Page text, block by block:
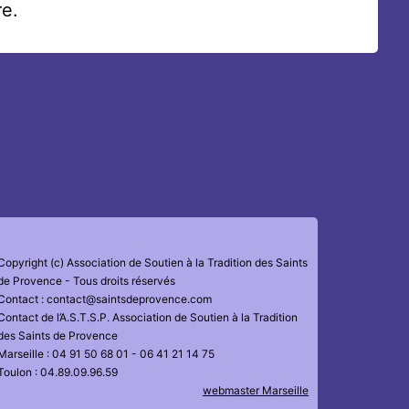
(c) Association de Soutien à la Tradition des Saints
Provence - Tous droits réservés
: contact@saintsdeprovence.com
de l’A.S.T.S.P. Association de Soutien à la Tradition
Saints de Provence
: 04 91 50 68 01 - 06 41 21 14 75
: 04.89.09.96.59
webmaster Marseille